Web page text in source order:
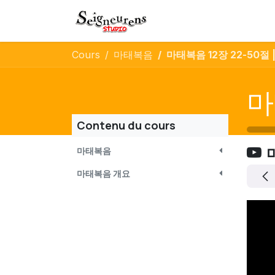
Cours 마태복음 마태복음 12장 22-50절
Contenu du cours
마태복음
마태복음 개요